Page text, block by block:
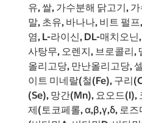
유, 쌀, 가수분해 닭고기,
말, 초유, 바나나, 비트 펄
염, L-라이신, DL-매치오
사탕무, 오렌지, 브로콜리,
올리고당, 만난올리고당,
이트 미네랄(철(Fe), 구리
(Se), 망간(Mn), 요오드(I),
제(토코페롤, α,β,γ,δ, 로